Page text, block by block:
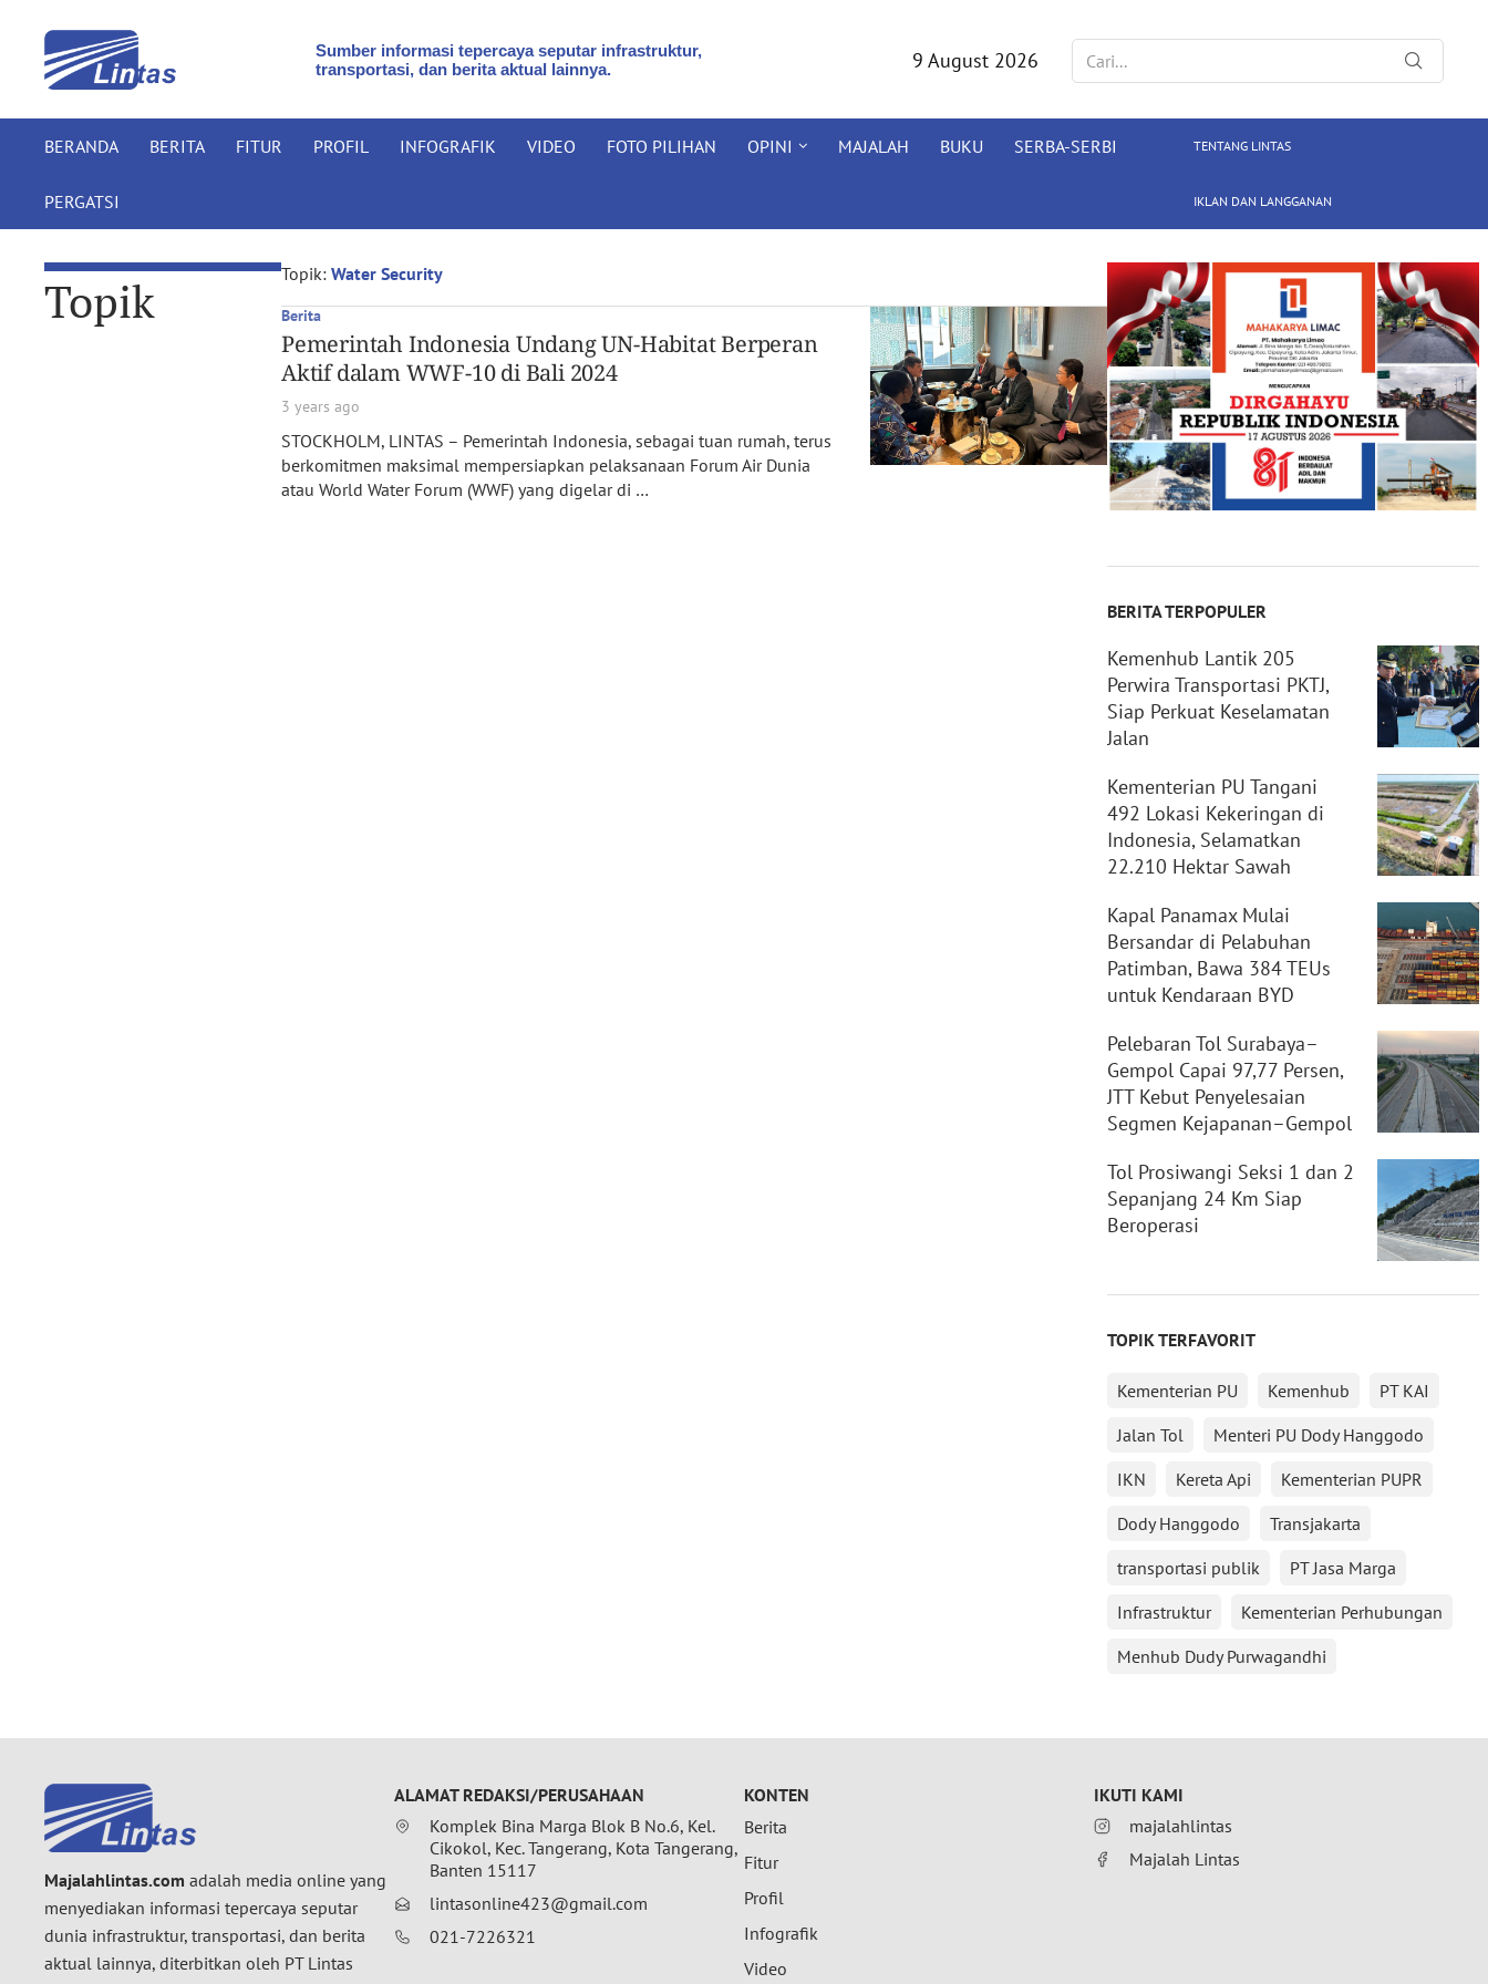
Sumber informasi tepercaya seputar infrastruktur,
transportasi, dan berita aktual lainnya.
9 August 2026
BERANDA BERITA FITUR PROFIL INFOGRAFIK VIDEO FOTO PILIHAN OPINI MAJALAH BUKU SERBA-SERBI
PERGATSI
TENTANG LINTAS
IKLAN DAN LANGGANAN
Topik Topik: Water Security
Berita
Pemerintah Indonesia Undang UN-Habitat Berperan
Aktif dalam WWF-10 di Bali 2024
3 years ago
STOCKHOLM, LINTAS – Pemerintah Indonesia, sebagai tuan rumah, terus
berkomitmen maksimal mempersiapkan pelaksanaan Forum Air Dunia
atau World Water Forum (WWF) yang digelar di …
BERITA TERPOPULER
Kemenhub Lantik 205
Perwira Transportasi PKTJ,
Siap Perkuat Keselamatan
Jalan
Kementerian PU Tangani
492 Lokasi Kekeringan di
Indonesia, Selamatkan
22.210 Hektar Sawah
Kapal Panamax Mulai
Bersandar di Pelabuhan
Patimban, Bawa 384 TEUs
untuk Kendaraan BYD
Pelebaran Tol Surabaya–
Gempol Capai 97,77 Persen,
JTT Kebut Penyelesaian
Segmen Kejapanan–Gempol
Tol Prosiwangi Seksi 1 dan 2
Sepanjang 24 Km Siap
Beroperasi
TOPIK TERFAVORIT
Kementerian PU Kemenhub
PT KAI
Jalan Tol
Menteri PU Dody Hanggodo
IKN
Kereta Api
Kementerian PUPR
Dody Hanggodo
Transjakarta
transportasi publik
PT Jasa Marga
Infrastruktur
Kementerian Perhubungan
Menhub Dudy Purwagandhi
Majalahlintas.com adalah media online yang
menyediakan informasi tepercaya seputar
dunia infrastruktur, transportasi, dan berita
aktual lainnya, diterbitkan oleh PT Lintas
ALAMAT REDAKSI/PERUSAHAAN
Komplek Bina Marga Blok B No.6, Kel.
Cikokol, Kec. Tangerang, Kota Tangerang,
Banten 15117
lintasonline423@gmail.com
021-7226321
KONTEN
Berita
Fitur
Profil
Infografik
Video
IKUTI KAMI
majalahlintas
Majalah Lintas